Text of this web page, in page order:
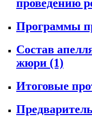
проведению
Программы
Состав
жюри (1)
Итоговые